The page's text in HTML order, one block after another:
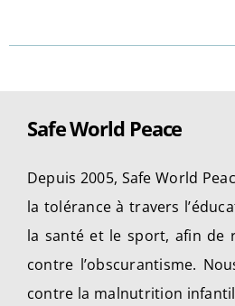
Safe World Peace
Depuis 2005, Safe World
la tolérance à travers
la santé et le sport, afin de
contre l’obscurantisme.
contre la malnutrition